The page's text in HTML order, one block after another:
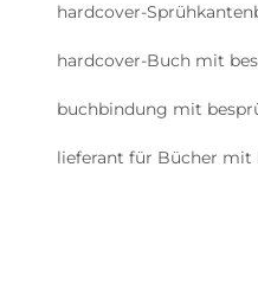
hardcover-
hardcover-Buch mit
buchbindung mit
lieferant für Bücher mit